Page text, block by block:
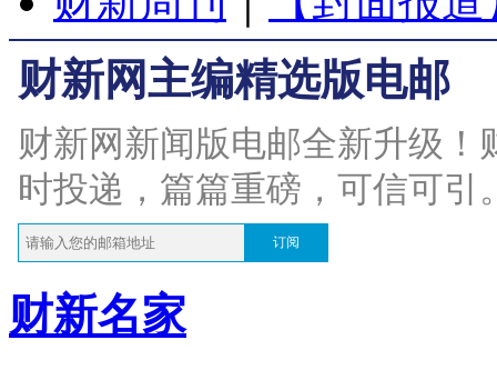
财新网主编精选版电邮
财新网新闻版电邮全新升级
时投递，篇篇重磅，可信可引
订阅
财新名家